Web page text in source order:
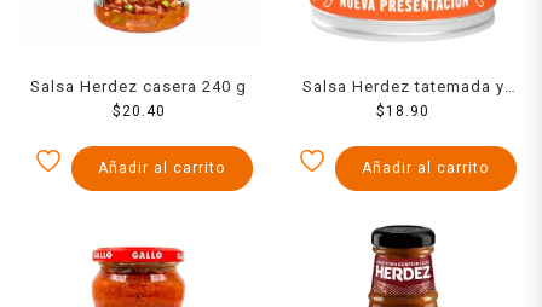
Salsa Herdez casera 240 g
$ 20.40
Añadir al carrito
Salsa Herdez tatemada y
martajada verde 210 g
$18.90
Añadir al carrito